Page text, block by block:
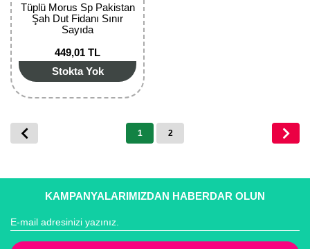
Tüplü Morus Sp Pakistan
Şah Dut Fidanı Sınır
Sayıda
449,01 TL
Stokta Yok
1 2
KAMPANYALARIMIZDAN HABERDAR OLUN